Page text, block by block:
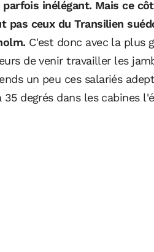
inélégant. Mais ce
pas ceux du Transilien
C'est donc avec la plus
de venir travailler les
un peu ces salariés
35 degrés dans les cabines